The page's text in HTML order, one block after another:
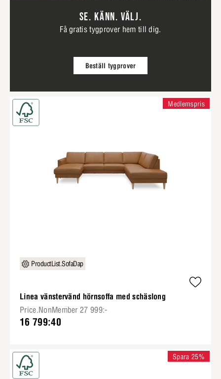
SE. KÄNN. VÄLJ.
Få gratis tygprover hem till dig.
Beställ tygprover
ProductList.SofaDap
Linea vänstervänd hörnsoffa med schäslong
Price.NonMember 27 999:-
16 799:40
Medlemspris
Spara 25%